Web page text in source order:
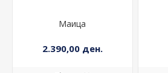
Маица
2.390,00 ден.